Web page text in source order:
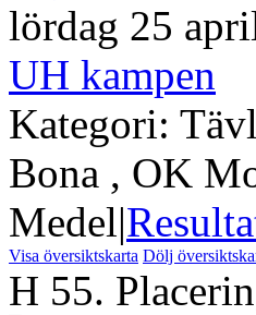
lördag 25
UH kampen
Kategori:
Bona , OK
Medel|
Visa översiktskarta Dölj
H 55.